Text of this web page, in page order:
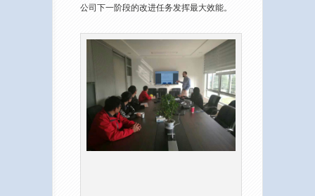
公司下一阶段的改进任务发挥最大效能。